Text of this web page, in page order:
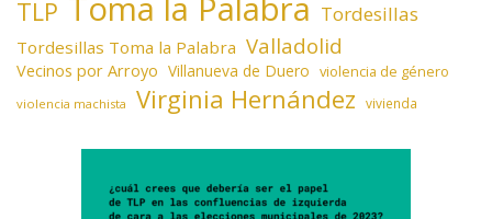
TLP Tordesillas
Tordesillas Toma la Palabra Valladolid
Vecinos por Arroyo Villanueva de Duero violencia de género
violencia machista Virginia Hernández vivienda